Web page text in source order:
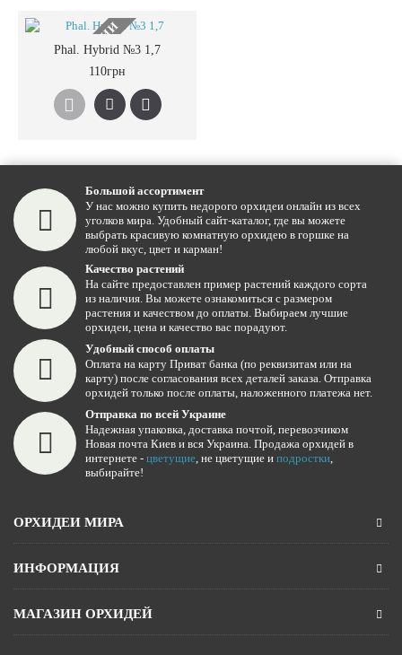
НЕТ В НАЛИЧИИ
Phal. Hybrid №3 1,7
110грн
Большой ассортимент
У нас можно купить недорого орхидеи онлайн из всех
уголков мира. Удобный сайт-каталог, где вы можете
выбрать красивую комнатную орхидею в горшке на
любой вкус, цвет и карман!
Качество растений
На сайте предоставлен пример растений каждого сорта
из наличия. Вы можете ознакомиться с размером
растения и качеством до оплаты. Выбираем лучшие
орхидеи, цена и качество вас порадуют.
Удобный способ оплаты
Оплата на карту Приват банка (по реквизитам или на
карту) после согласования всех деталей заказа. Отправка
орхидей только после оплаты, наложенного платежа нет.
Отправка по всей Украине
Надежная упаковка, доставка почтой, перевозчиком
Новая почта Киев и вся Украина. Продажа орхидей в
интернете - цветущие, не цветущие и подростки,
выбирайте!
ОРХИДЕИ МИРА
ИНФОРМАЦИЯ
МАГАЗИН ОРХИДЕЙ